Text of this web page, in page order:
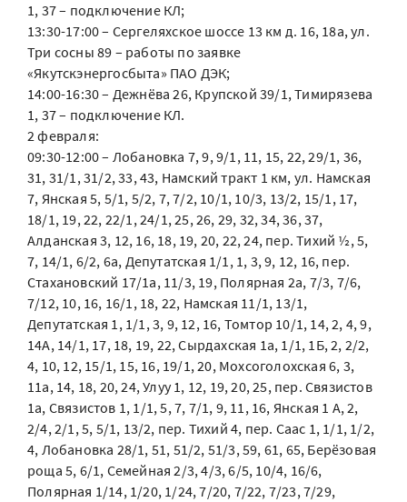
1, 37 – подключение КЛ;
13:30-17:00 – Сергеляхское шоссе 13 км д. 16, 18а, ул.
Три сосны 89 – работы по заявке
«Якутскэнергосбыта» ПАО ДЭК;
14:00-16:30 – Дежнёва 26, Крупской 39/1, Тимирязева
1, 37 – подключение КЛ.
2 февраля:
09:30-12:00 – Лобановка 7, 9, 9/1, 11, 15, 22, 29/1, 36,
31, 31/1, 31/2, 33, 43, Намский тракт 1 км, ул. Намская
7, Янская 5, 5/1, 5/2, 7, 7/2, 10/1, 10/3, 13/2, 15/1, 17,
18/1, 19, 22, 22/1, 24/1, 25, 26, 29, 32, 34, 36, 37,
Алданская 3, 12, 16, 18, 19, 20, 22, 24, пер. Тихий ½, 5,
7, 14/1, 6/2, 6а, Депутатская 1/1, 1, 3, 9, 12, 16, пер.
Стахановский 17/1а, 11/3, 19, Полярная 2а, 7/3, 7/6,
7/12, 10, 16, 16/1, 18, 22, Намская 11/1, 13/1,
Депутатская 1, 1/1, 3, 9, 12, 16, Томтор 10/1, 14, 2, 4, 9,
14А, 14/1, 17, 18, 19, 22, Сырдахская 1а, 1/1, 1Б, 2, 2/2,
4, 10, 12, 15/1, 15, 16, 19/1, 20, Мохсоголохская 6, 3,
11а, 14, 18, 20, 24, Улуу 1, 12, 19, 20, 25, пер. Связистов
1а, Связистов 1, 1/1, 5, 7, 7/1, 9, 11, 16, Янская 1 А, 2,
2/4, 2/1, 5, 5/1, 13/2, пер. Тихий 4, пер. Саас 1, 1/1, 1/2,
4, Лобановка 28/1, 51, 51/2, 51/3, 59, 61, 65, Берёзовая
роща 5, 6/1, Семейная 2/3, 4/3, 6/5, 10/4, 16/6,
Полярная 1/14, 1/20, 1/24, 7/20, 7/22, 7/23, 7/29,